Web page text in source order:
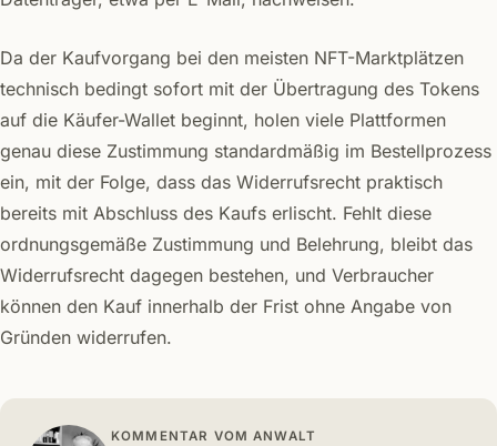
Da der Kaufvorgang bei den meisten NFT-Marktplätzen
technisch bedingt sofort mit der Übertragung des Tokens
auf die Käufer-Wallet beginnt, holen viele Plattformen
genau diese Zustimmung standardmäßig im Bestellprozess
ein, mit der Folge, dass das Widerrufsrecht praktisch
bereits mit Abschluss des Kaufs erlischt. Fehlt diese
ordnungsgemäße Zustimmung und Belehrung, bleibt das
Widerrufsrecht dagegen bestehen, und Verbraucher
können den Kauf innerhalb der Frist ohne Angabe von
Gründen widerrufen.
KOMMENTAR VOM ANWALT